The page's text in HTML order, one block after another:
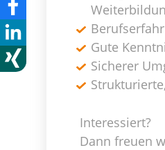
Gute
Sicherer
Interessiert?
Dann freuen